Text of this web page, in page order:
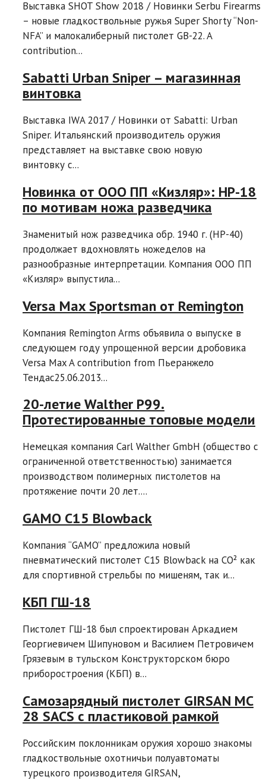
Выставка SHOT Show 2018 / Новинки Serbu Firearms
– новые гладкоствольные ружья Super Shorty “Non-
NFA” и малокалиберный пистолет GB-22. A
contribution...
Sabatti Urban Sniper – магазинная
винтовка
Выставка IWA 2017 / Новинки от Sabatti: Urban
Sniper. Итальянский производитель оружия
представляет на выставке свою новую
винтовку с...
Новинка от ООО ПП «Кизляр»: НР-18
по мотивам ножа разведчика
Знаменитый нож разведчика обр. 1940 г. (HР-40)
продолжает вдохновлять ножеделов на
разнообразные интерпретации. Компания ООО ПП
«Кизляр» выпустила...
Versa Max Sportsman от Remington
Компания Remington Arms объявила о выпуске в
следующем году упрощенной версии дробовика
Versa Max A contribution from Пьеранжело
Тендас25.06.2013...
20-летие Walther P99.
Протестированные топовые модели
Немецкая компания Carl Walther GmbH (общество с
ограниченной ответственностью) занимается
производством полимерных пистолетов на
протяжение почти 20 лет....
GAMO C15 Blowback
Компания “GAMO” предложила новый
пневматический пистолет C15 Blowback на CO² как
для спортивной стрельбы по мишеням, так и...
КБП ГШ-18
Пистолет ГШ-18 был спроектирован Аркадием
Георгиевичем Шипуновом и Василием Петровичем
Грязевым в тульском Конструкторском бюро
приборостроения (КБП) в...
Самозарядный пистолет GIRSAN MC
28 SACS с пластиковой рамкой
Российским поклонникам оружия хорошо знакомы
гладкоствольные охотничьи полуавтоматы
турецкого производителя GIRSAN,